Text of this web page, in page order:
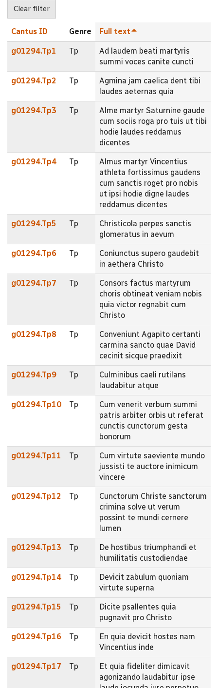
Cantus ID Genre Full text
g01294.Tp1 Tp
Ad laudem beati martyris
summi voces canite cuncti
g01294.Tp2 Tp
Agmina jam caelica dent tibi
laudes aeternas quia
g01294.Tp3 Tp
Alme martyr Saturnine gaude
cum sociis roga pro tuis ut tibi
hodie laudes reddamus
dicentes
g01294.Tp4 Tp
Almus martyr Vincentius
athleta fortissimus gaudens
cum sanctis roget pro nobis
ut ipsi hodie digne laudes
reddamus dicentes
g01294.Tp5 Tp
Christicola perpes sanctis
glomeratus in aevum
g01294.Tp6 Tp
Coniunctus supero gaudebit
in aethera Christo
g01294.Tp7 Tp
Consors factus martyrum
choris obtineat veniam nobis
quia victor regnabit cum
Christo
g01294.Tp8 Tp
Conveniunt Agapito certanti
carmina sancto quae David
cecinit sicque praedixit
g01294.Tp9 Tp
Culminibus caeli rutilans
laudabitur atque
g01294.Tp10 Tp
Cum venerit verbum summi
patris arbiter orbis ut referat
cunctis cunctorum gesta
bonorum
g01294.Tp11 Tp
Cum virtute saeviente mundo
jussisti te auctore inimicum
vincere
g01294.Tp12 Tp
Cunctorum Christe sanctorum
crimina solve ut verum
possint te mundi cernere
lumen
g01294.Tp13 Tp
De hostibus triumphandi et
humilitatis custodiendae
g01294.Tp14 Tp
Devicit zabulum quoniam
virtute superna
g01294.Tp15 Tp
Dicite psallentes quia
pugnavit pro Christo
g01294.Tp16 Tp
En quia devicit hostes nam
Vincentius inde
g01294.Tp17 Tp
Et quia fideliter dimicavit
agonizando laudabitur ipse